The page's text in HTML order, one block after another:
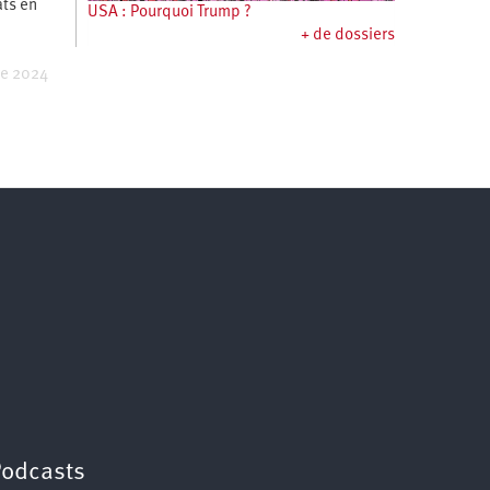
en
2024
USA : Pourquoi Trump ?
+ de dossiers